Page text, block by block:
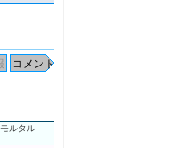
ルタル